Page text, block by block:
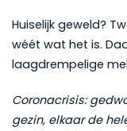
Huiselijk geweld?
wéét wat het is.
laagdrempelige
Coronacrisis:
gezin, elkaar de